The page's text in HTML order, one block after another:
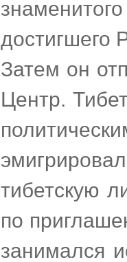
достигшего
Затем он
Центр.
тибетскую
по
занимался